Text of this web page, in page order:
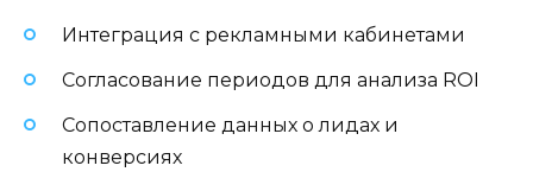
Интеграция с рекламными кабинетами
Согласование периодов для анализа ROI
Сопоставление данных о лидах и
конверсиях